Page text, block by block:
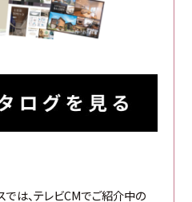
は、テレビCMでご紹介中の